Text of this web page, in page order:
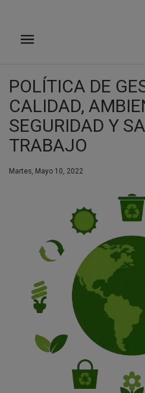
principal
POLÍTICA DE
CALIDAD,
SEGURIDAD Y
TRABAJO
Martes, Mayo 10, 2022